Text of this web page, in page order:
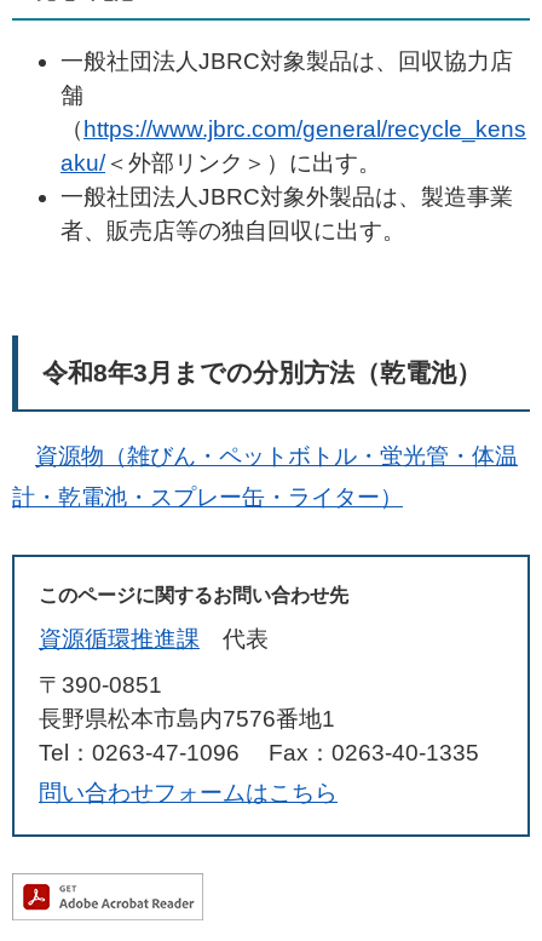
一般社団法人JBRC対象製品は、回収協力店
舗
（https://www.jbrc.com/general/recycle_kens
aku/＜外部リンク＞ ）に出す。
一般社団法人JBRC対象外製品は、製造事業
者、販売店等の独自回収に出す。
令和8年3月までの分別方法（乾電池）
資源物（雑びん・ペットボトル・蛍光管・体温
計・乾電池・スプレー缶・ライター）
このページに関するお問い合わせ先
資源循環推進課
代表
〒390-0851
長野県松本市島内7576番地1
Tel：0263-47-1096
Fax：0263-40-1335
問い合わせフォームはこちら